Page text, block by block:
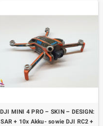
DJI MINI 4 PRO – SKIN – DESIGN:
SAR + 10x Akku- sowie DJI RC2 +